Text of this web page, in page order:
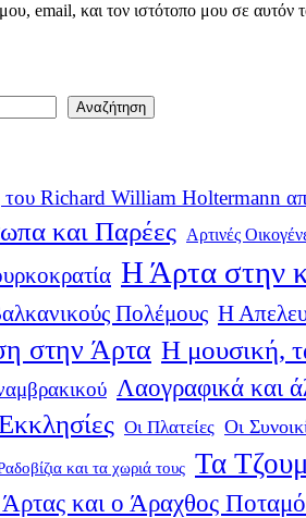
email, και τον ιστότοπο μου σε αυτόν
Αναζήτηση
Richard William Holtermann
και Παρέες Αρτινές
Η Άρτα στην
Πολέμους Η
στην Άρτα Η μουσική,
Λαογραφικά και
Οι Πλατείες Οι
και τα χωριά τους Τα
Άρτας και ο Άραχθος